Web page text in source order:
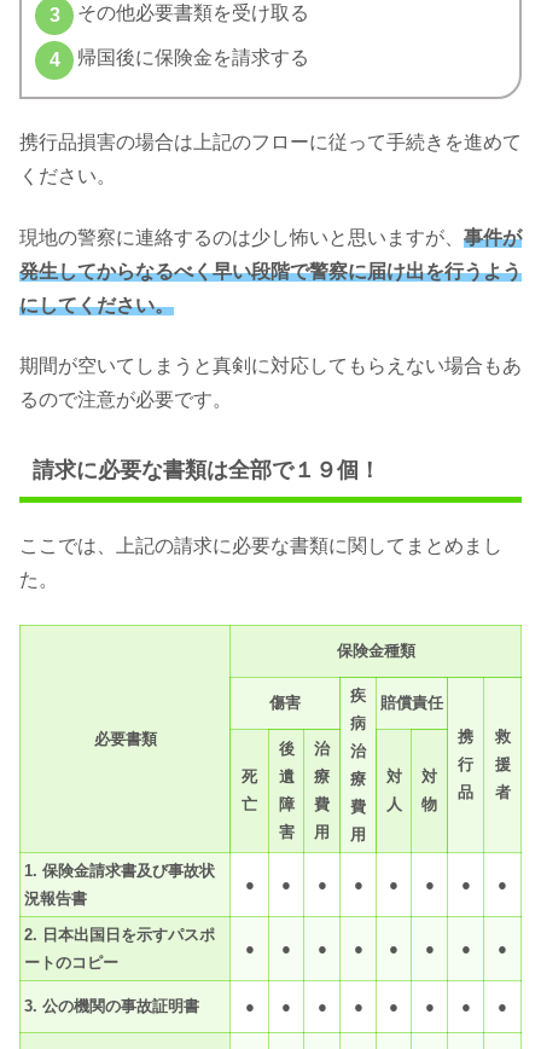
その他必要書類を受け取る
帰国後に保険金を請求する
携行品損害の場合は上記のフローに従って手続きを進めて
ください。
現地の警察に連絡するのは少し怖いと思いますが、 事件が
発生してからなるべく早い段階で警察に届け出を行うよう
にしてください。
期間が空いてしまうと真剣に対応してもらえない場合もあ
るので注意が必要です。
請求に必要な書類は全部で１９個！
ここでは、上記の請求に必要な書類に関してまとめまし
た。
必要書類
保険金種類
傷害
疾
病
治
療
費
用
賠償責任
携
行
品
救
援
者
死
亡
後
遺
障
害
治
療
費
用
対
人
対
物
1. 保険金請求書及び事故状
況報告書
● ● ● ● ● ● ● ●
2. 日本出国日を示すパスポ
ートのコピー
● ● ● ● ● ● ● ●
3. 公の機関の事故証明書 ● ● ● ● ● ● ● ●